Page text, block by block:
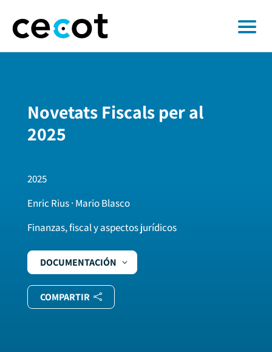
Novetats Fiscals per al
2025
2025
Enric Rius · Mario Blasco
Finanzas, fiscal y aspectos jurídicos
DOCUMENTACIÓN
COMPARTIR